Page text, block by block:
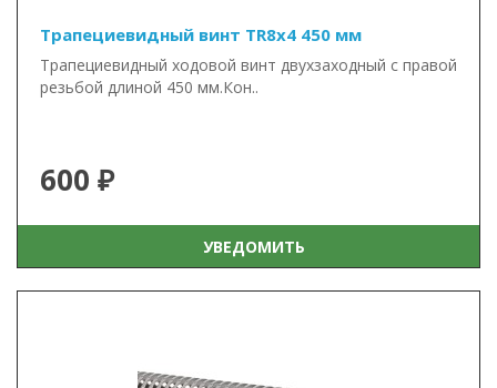
Трапециевидный винт TR8x4 450 мм
Трапециевидный ходовой винт двухзаходный с правой
резьбой длиной 450 мм.Кон..
600 ₽
УВЕДОМИТЬ